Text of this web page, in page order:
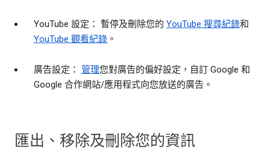
YouTube 設定： 暫停及刪除您的 YouTube 搜尋紀錄和
YouTube 觀看紀錄 。
廣告設定： 管理您對廣告的偏好設定，自訂 Google 和
Google 合作網站/應用程式向您放送的廣告。
匯出、移除及刪除您的資訊